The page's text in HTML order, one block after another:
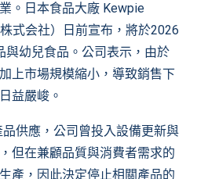
。日本食品大廠 Kewpie
式会社）日前宣布，將於2026
與幼兒食品。公司表示，由於
上市場規模縮小，導致銷售下
益嚴峻。
供應，公司曾投入設備更新與
但在兼顧品質與消費者需求的
產，因此決定停止相關產品的